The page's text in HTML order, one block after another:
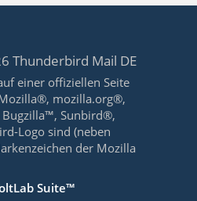
Thunderbird Mail DE
einer offiziellen Seite
mozilla.org®,
Sunbird®,
Logo sind (neben
der Mozilla
Suite™